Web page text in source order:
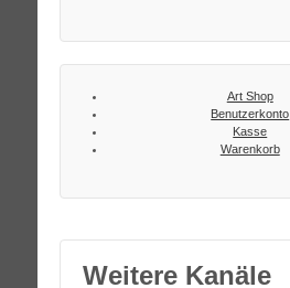
Art Shop
Benutzerkonto
Kasse
Warenkorb
Weitere Kanäle